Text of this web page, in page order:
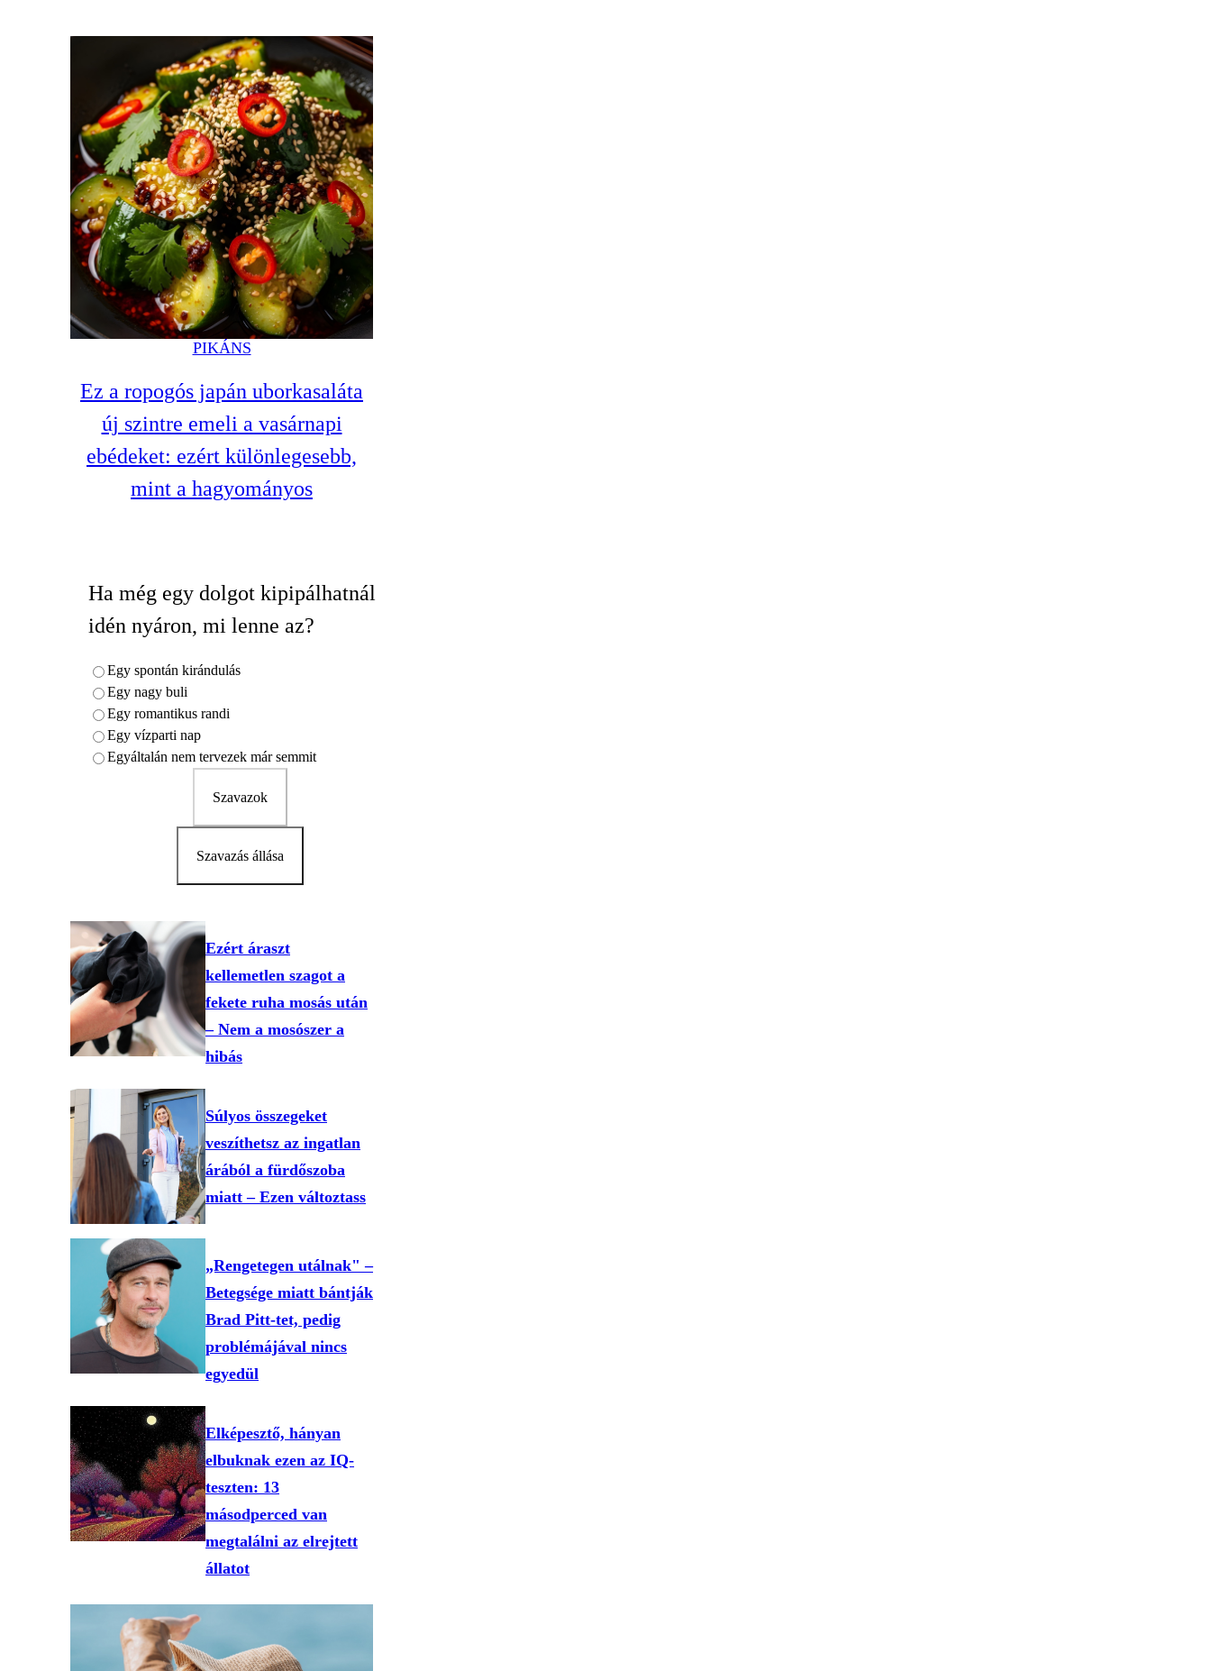
PIKÁNS
Ez a ropogós japán uborkasaláta
új szintre emeli a vasárnapi
ebédeket: ezért különlegesebb,
mint a hagyományos
Ha még egy dolgot kipipálhatnál
idén nyáron, mi lenne az?
Egy spontán kirándulás
Egy nagy buli
Egy romantikus randi
Egy vízparti nap
Egyáltalán nem tervezek már semmit
Szavazok
Szavazás állása
Ezért áraszt
kellemetlen szagot a
fekete ruha mosás után
– Nem a mosószer a
hibás
Súlyos összegeket
veszíthetsz az ingatlan
árából a fürdőszoba
miatt – Ezen változtass
„Rengetegen utálnak" –
Betegsége miatt bántják
Brad Pitt-tet, pedig
problémájával nincs
egyedül
Elképesztő, hányan
elbuknak ezen az IQ-
teszten: 13
másodperced van
megtalálni az elrejtett
állatot